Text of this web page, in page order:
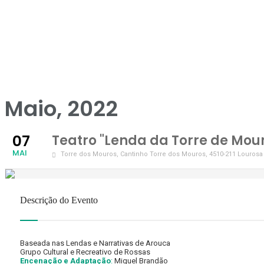
Maio, 2022
07
MAI
Teatro "Lenda da Torre de
Torre dos Mouros, Cantinho Torre dos Mouros, 4510-211
Descrição do Evento
Baseada nas Lendas e Narrativas de Arouca
Grupo Cultural e Recreativo de Rossas
Encenação e Adaptação: Miguel Brandão